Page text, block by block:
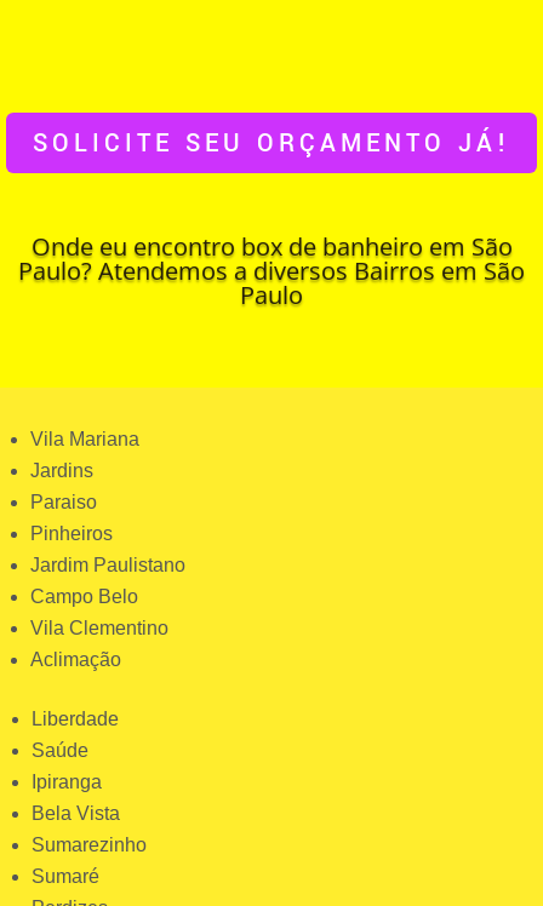
SOLICITE SEU ORÇAMENTO JÁ!
Onde eu encontro box de banheiro em São
Paulo? Atendemos a diversos Bairros em São
Paulo
Vila Mariana
Jardins
Paraiso
Pinheiros
Jardim Paulistano
Campo Belo
Vila Clementino
Aclimação
Liberdade
Saúde
Ipiranga
Bela Vista
Sumarezinho
Sumaré